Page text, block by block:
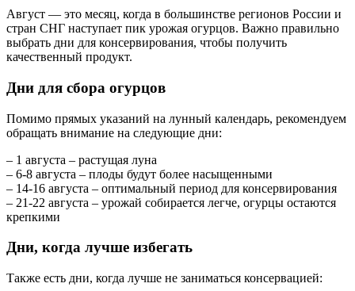
Август — это месяц, когда в большинстве регионов России и
стран СНГ наступает пик урожая огурцов. Важно правильно
выбрать дни для консервирования, чтобы получить
качественный продукт.
Дни для сбора огурцов
Помимо прямых указаний на лунный календарь, рекомендуем
обращать внимание на следующие дни:
– 1 августа – растущая луна
– 6-8 августа – плоды будут более насыщенными
– 14-16 августа – оптимальный период для консервирования
– 21-22 августа – урожай собирается легче, огурцы остаются
крепкими
Дни, когда лучше избегать
Также есть дни, когда лучше не заниматься консервацией: